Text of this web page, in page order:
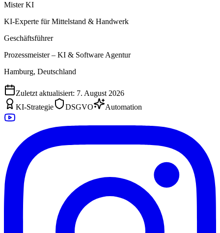
Mister KI
KI-Experte für Mittelstand & Handwerk
Geschäftsführer
Prozessmeister – KI & Software Agentur
Hamburg, Deutschland
Zuletzt aktualisiert: 7. August 2026
KI-Strategie
DSGVO Automation